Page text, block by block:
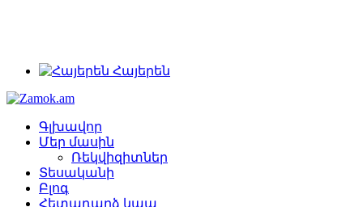
Հայերեն
Գլխավոր
Մեր մասին
Ռեկվիզիտներ
Տեսականի
Բլոգ
Հետադարձ կապ